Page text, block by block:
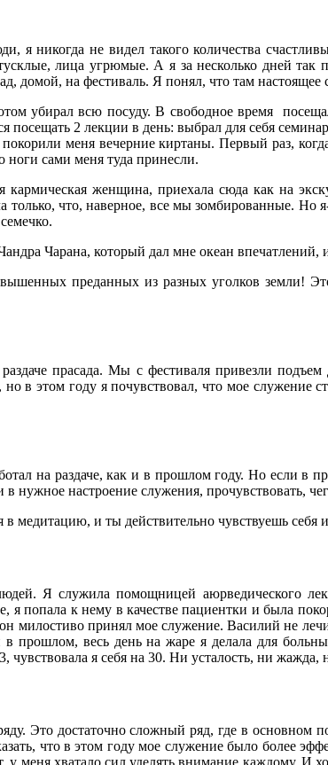
я никогда не видел такого количества
лица угрюмые. А я за несколько дней
домой, на фестиваль. Я понял, что там настоящее
убирал всю посуду. В свободное время
посещать 2 лекции в день: выбрал для себя
меня вечерние киртаны. Первый раз,
ноги сами меня туда принесли.
женщина, приехала сюда как на
что, наверное, все мы зомбированные. Но
Чарана, который дал мне океан
преданных из разных уголков земли!
прасада. Мы с фестиваля привезли подъем
в этом году я почувствовал, что мое
на раздаче, как и в прошлом году. Но если в
нужное настроение служения, прочувствовать,
в медитацию, и ты действительно чувствуешь
Я служила помощницей аюрведического
попала к нему в качестве пациентки и была
он милостиво принял мое служение. Василий не
весь день на жаре я делала для
я себя на 30. Ни усталость, ни жажда,
Это достаточно сложный ряд, где в
что в этом году мое служение было более
меня хватало сил уделять внимание каждому. И